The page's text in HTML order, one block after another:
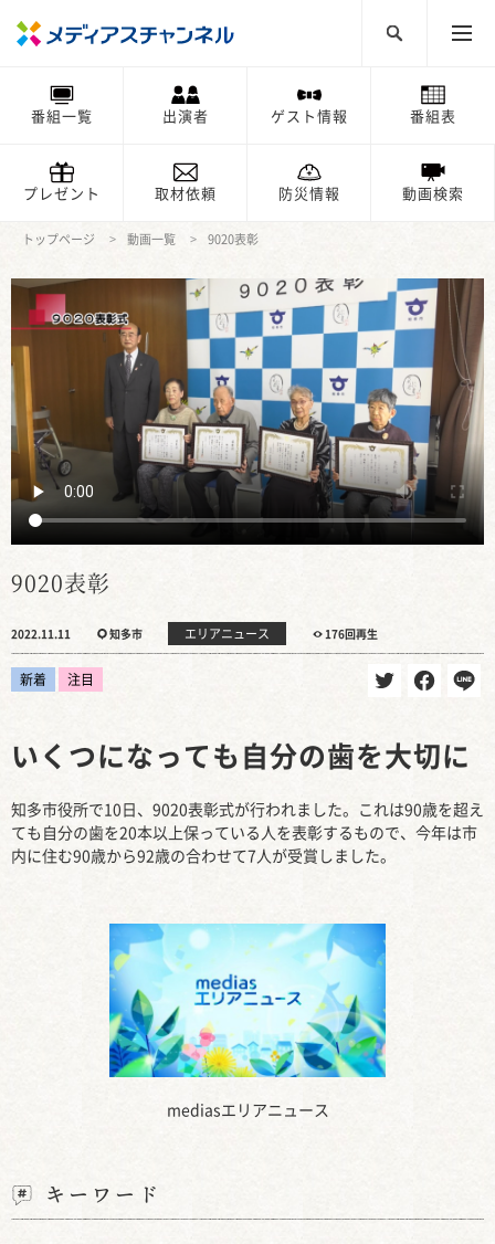
番組一覧 出演者 ゲスト情報 番組表
プレゼント 取材依頼 防災情報 動画検索
トップページ 動画一覧 9020表彰
9020表彰
2022.11.11 知多市 エリアニュース 176回再生
新着 注目
mediasエリアニュース
いくつになっても自分の歯を大切に
知多市役所で10日、9020表彰式が行われました。これは90歳を超え
ても自分の歯を20本以上保っている人を表彰するもので、今年は市
内に住む90歳から92歳の合わせて7人が受賞しました。
キーワード